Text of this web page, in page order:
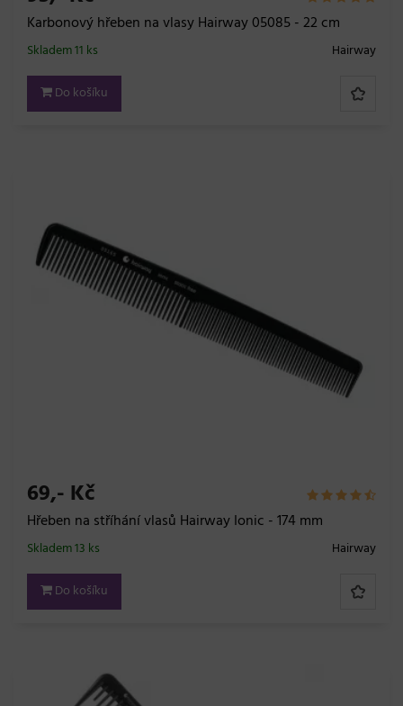
Karbonový hřeben na vlasy Hairway 05085 - 22 cm
Hairway
Skladem 11 ks
Do košíku
69,- Kč
Hřeben na stříhání vlasů Hairway Ionic - 174 mm
Hairway
Skladem 13 ks
Do košíku